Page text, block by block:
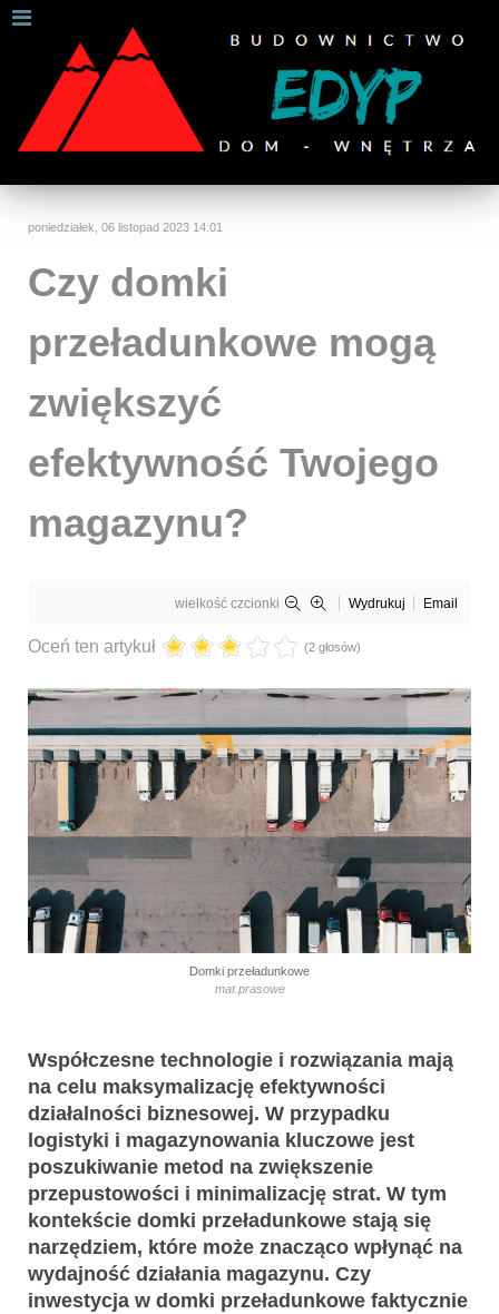
poniedziałek, 06 listopad 2023 14:01
Czy domki
przeładunkowe mogą
zwiększyć
efektywność Twojego
magazynu?
wielkość czcionki Wydrukuj Email
Oceń ten artykuł (2 głosów)
Domki przeładunkowe
mat.prasowe
Współczesne technologie i rozwiązania mają
na celu maksymalizację efektywności
działalności biznesowej. W przypadku
logistyki i magazynowania kluczowe jest
poszukiwanie metod na zwiększenie
przepustowości i minimalizację strat. W tym
kontekście domki przeładunkowe stają się
narzędziem, które może znacząco wpłynąć na
wydajność działania magazynu. Czy
inwestycja w domki przeładunkowe faktycznie
W celu zapewnienia jak najlepszych usług online, ta
strona korzysta z plików cookies.
Jeśli korzystasz z naszej strony internetowej, wyrażasz zgodę na
używanie naszych plików cookies.Dalsze informacje
Rozumiem